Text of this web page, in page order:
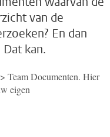
van de
En dan
kan.
Team Documenten. Hier
eigen